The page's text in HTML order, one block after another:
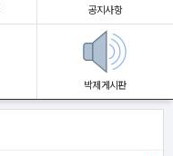
공지사항
박제게시판